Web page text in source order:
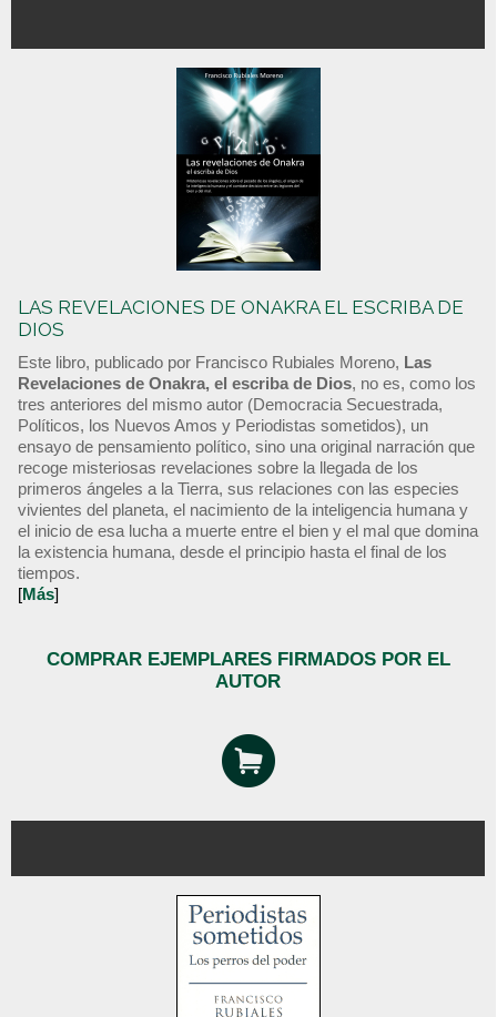
LAS REVELACIONES DE ONAKRA EL ESCRIBA DE
DIOS
Este libro, publicado por Francisco Rubiales Moreno, Las
Revelaciones de Onakra, el escriba de Dios, no es, como los
tres anteriores del mismo autor (Democracia Secuestrada,
Políticos, los Nuevos Amos y Periodistas sometidos), un
ensayo de pensamiento político, sino una original narración que
recoge misteriosas revelaciones sobre la llegada de los
primeros ángeles a la Tierra, sus relaciones con las especies
vivientes del planeta, el nacimiento de la inteligencia humana y
el inicio de esa lucha a muerte entre el bien y el mal que domina
la existencia humana, desde el principio hasta el final de los
tiempos.
[Más]
COMPRAR EJEMPLARES FIRMADOS POR EL
AUTOR